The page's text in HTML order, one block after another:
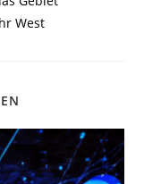
West